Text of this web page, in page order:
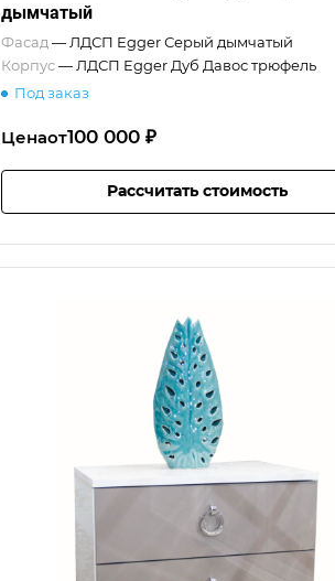
дымчатый
Фасад —ЛДСП Egger Серый дымчатый
Корпус —ЛДСП Egger Дуб Давос трюфель
Под заказ
Ценаот100 000 ₽
Рассчитать стоимость